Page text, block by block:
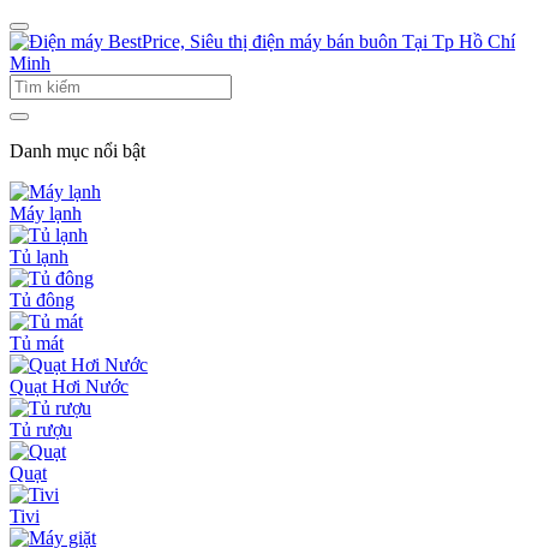
Danh mục nổi bật
Máy lạnh
Tủ lạnh
Tủ đông
Tủ mát
Quạt Hơi Nước
Tủ rượu
Quạt
Tivi